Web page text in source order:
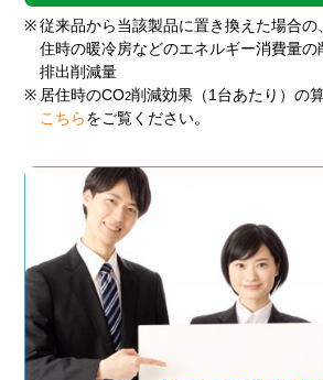
※ 従来品から当該製品に置き換えた場合
住時の暖冷房などのエネルギー消費量の
排出削減量
※ 居住時のCO2削減効果（1台あたり）の
こちら をご覧ください。